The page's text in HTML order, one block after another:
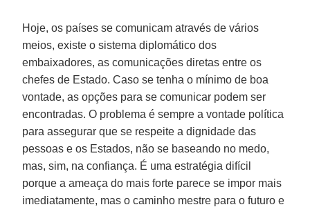
Hoje, os países se comunicam através de vários
meios, existe o sistema diplomático dos
embaixadores, as comunicações diretas entre os
chefes de Estado. Caso se tenha o mínimo de boa
vontade, as opções para se comunicar podem ser
encontradas. O problema é sempre a vontade política
para assegurar que se respeite a dignidade das
pessoas e os Estados, não se baseando no medo,
mas, sim, na confiança. É uma estratégia difícil
porque a ameaça do mais forte parece se impor mais
imediatamente, mas o caminho mestre para o futuro e